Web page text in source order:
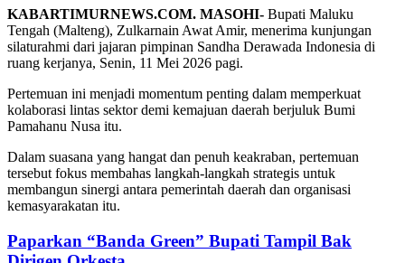
KABARTIMURNEWS.COM. MASOHI- Bupati Maluku
Tengah (Malteng), Zulkarnain Awat Amir, menerima kunjungan
silaturahmi dari jajaran pimpinan Sandha Derawada Indonesia di
ruang kerjanya, Senin, 11 Mei 2026 pagi.
Pertemuan ini menjadi momentum penting dalam memperkuat
kolaborasi lintas sektor demi kemajuan daerah berjuluk Bumi
Pamahanu Nusa itu.
Dalam suasana yang hangat dan penuh keakraban, pertemuan
tersebut fokus membahas langkah-langkah strategis untuk
membangun sinergi antara pemerintah daerah dan organisasi
kemasyarakatan itu.
Paparkan “Banda Green” Bupati Tampil Bak